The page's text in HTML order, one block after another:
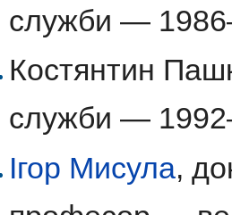
служби —
Костянтин
служби —
Ігор Мисула,